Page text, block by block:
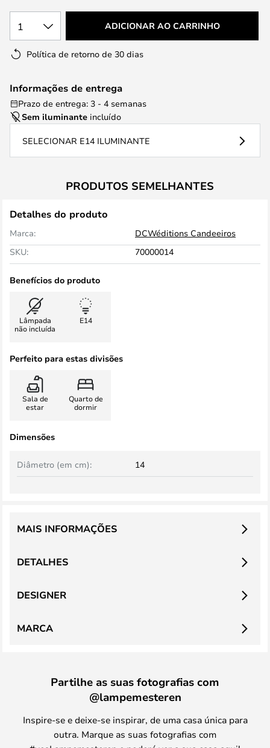
1 ADICIONAR AO CARRINHO
Política de retorno de 30 dias
Informações de entrega
Prazo de entrega: 3 - 4 semanas
Sem iluminante incluído
SELECIONAR E14 ILUMINANTE
PRODUTOS SEMELHANTES
Detalhes do produto
Marca:
DCWéditions Candeeiros
SKU:
70000014
Benefícios do produto
Lâmpada
não incluída
E14
Perfeito para estas divisões
Sala de
estar
Quarto de
dormir
Dimensões
Diâmetro (em cm): 14
DETALHES
MAIS INFORMAÇÕES
DESIGNER
MARCA
Partilhe as suas fotografias com
@lampemesteren
Inspire-se e deixe-se inspirar, de uma casa única para
outra. Marque as suas fotografias com